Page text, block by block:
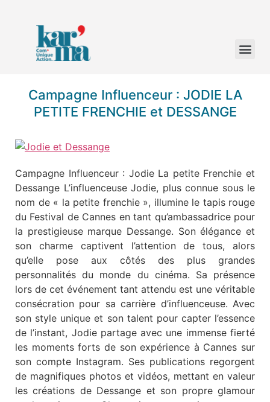
Campagne Influenceur : JODIE LA
PETITE FRENCHIE et DESSANGE
Campagne Influenceur : Jodie La petite Frenchie et
Dessange L’influenceuse Jodie, plus connue sous le
nom de « la petite frenchie », illumine le tapis rouge
du Festival de Cannes en tant qu’ambassadrice pour
la prestigieuse marque Dessange. Son élégance et
son charme captivent l’attention de tous, alors
qu’elle pose aux côtés des plus grandes
personnalités du monde du cinéma. Sa présence
lors de cet événement tant attendu est une véritable
consécration pour sa carrière d’influenceuse. Avec
son style unique et son talent pour capter l’essence
de l’instant, Jodie partage avec une immense fierté
les moments forts de son expérience à Cannes sur
son compte Instagram. Ses publications regorgent
de magnifiques photos et vidéos, mettant en valeur
les créations de Dessange et son propre glamour